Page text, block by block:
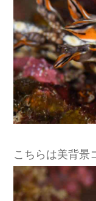
こちらは美背景